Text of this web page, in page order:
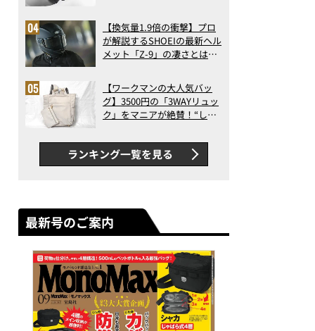
ト3】（2026年6月版）
【換気量1.9倍の衝撃】プロ
が解説するSHOEIの最新ヘル
メット「Z-9」の凄さとは？
ス【ワークマンの大人気バッ
グ】3500円の「3WAYリュッ
ク」をマニアが絶賛！“しご
判以上に優秀だった
ランキング一覧を見る
最新号のご案内